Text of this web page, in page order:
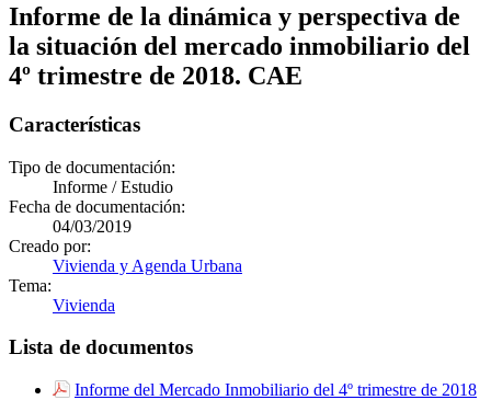
Informe de la dinámica y perspectiva de
la situación del mercado inmobiliario del
4º trimestre de 2018. CAE
Características
Tipo de documentación:
Informe / Estudio
Fecha de documentación:
04/03/2019
Creado por:
Vivienda y Agenda Urbana
Tema:
Vivienda
Lista de documentos
Informe del Mercado Inmobiliario del 4º trimestre de 2018